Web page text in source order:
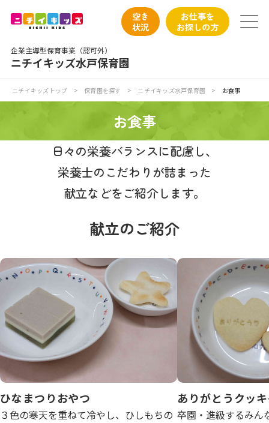
企業主導型保育事業（認可外）
ニチイキッズ水戸保育園
空き
状況
お仕事を
お探しの方
お食事
保育園見学
写真販売サービス
お仕事をお探しの方
よくあるご質問
保育園に関するお問い合わせ
ニチイキッズトップ > 保育園を探す > ニチイキッズ水戸保育園 > お食事
お食事
日々の栄養バランスに配慮し、
栄養士のこだわりが詰まった
献立などをご紹介します。
献立のご紹介
ひなまつりおやつ
３色の寒天を重ねて冷やし、ひしもちの
ありがとうクッ
卒園・進級するみん